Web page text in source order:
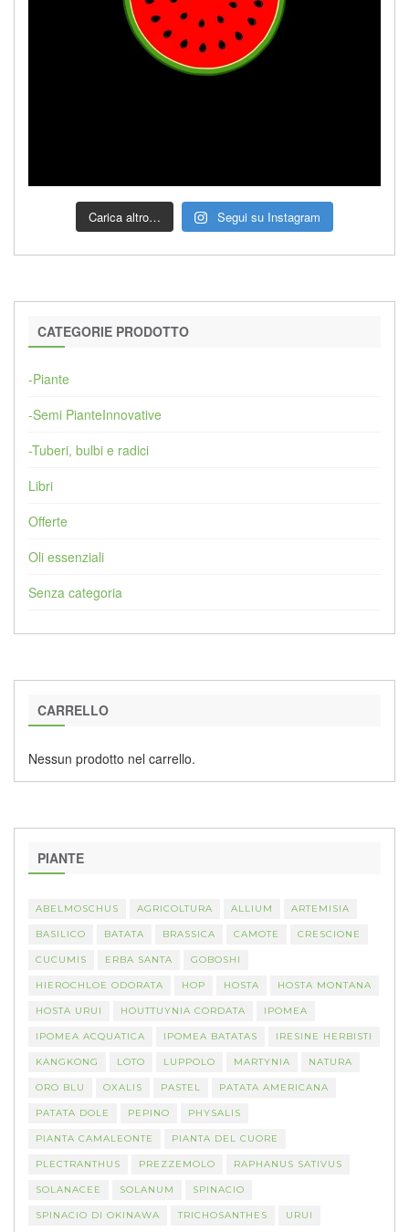
Carica altro… Segui su Instagram
CATEGORIE PRODOTTO
-Piante
-Semi PianteInnovative
-Tuberi, bulbi e radici
Libri
Offerte
Oli essenziali
Senza categoria
CARRELLO
Nessun prodotto nel carrello.
PIANTE
ABELMOSCHUS AGRICOLTURA ALLIUM ARTEMISIA
BASILICO BATATA BRASSICA CAMOTE CRESCIONE
CUCUMIS ERBA SANTA GOBOSHI
HIEROCHLOE ODORATA HOP HOSTA HOSTA MONTANA
HOSTA URUI HOUTTUYNIA CORDATA IPOMEA
IPOMEA ACQUATICA IPOMEA BATATAS IRESINE HERBISTI
KANGKONG LOTO LUPPOLO MARTYNIA NATURA
ORO BLU OXALIS PASTEL PATATA AMERICANA
PATATA DOLE PEPINO PHYSALIS
PIANTA CAMALEONTE PIANTA DEL CUORE
PLECTRANTHUS PREZZEMOLO RAPHANUS SATIVUS
SOLANACEE SOLANUM SPINACIO
SPINACIO DI OKINAWA TRICHOSANTHES URUI